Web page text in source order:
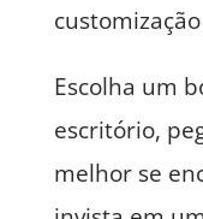
Escolha um
escritório,
melhor se